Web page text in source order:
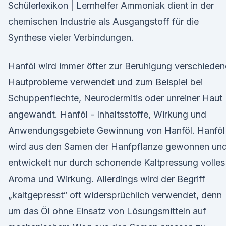
Schülerlexikon | Lernhelfer Ammoniak dient in der
chemischen Industrie als Ausgangstoff für die
Synthese vieler Verbindungen.
Hanföl wird immer öfter zur Beruhigung
Hautprobleme verwendet und zum Beispiel bei
Schuppenflechte, Neurodermitis oder unreiner Haut
angewandt. Hanföl - Inhaltsstoffe, Wirkung und
Anwendungsgebiete Gewinnung von Hanföl. Hanföl
wird aus den Samen der Hanfpflanze gewonnen
entwickelt nur durch schonende Kaltpressung volles
Aroma und Wirkung. Allerdings wird der Begriff
„kaltgepresst“ oft widersprüchlich verwendet, denn
um das Öl ohne Einsatz von Lösungsmitteln auf